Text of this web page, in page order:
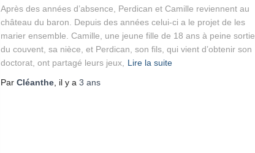
Après des années d’absence, Perdican et Camille reviennent au
château du baron. Depuis des années celui-ci a le projet de les
marier ensemble. Camille, une jeune fille de 18 ans à peine sortie
du couvent, sa nièce, et Perdican, son fils, qui vient d’obtenir son
doctorat, ont partagé leurs jeux,
Lire la suite
Par Cléanthe , il y a 3 ans